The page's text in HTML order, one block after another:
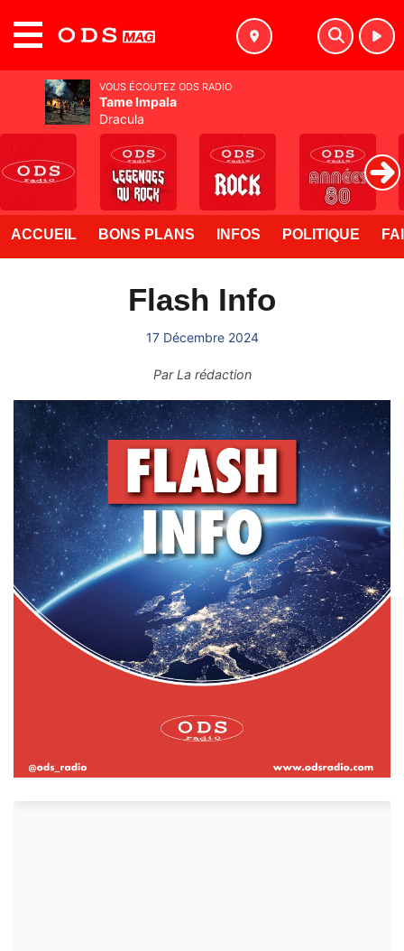
ACCUEIL BONS PLANS INFOS POLITIQUE
Flash Info
17 Décembre 2024
ParLa rédaction
VOUS ÉCOUTEZ ODS RADIO
Tame Impala
Dracula